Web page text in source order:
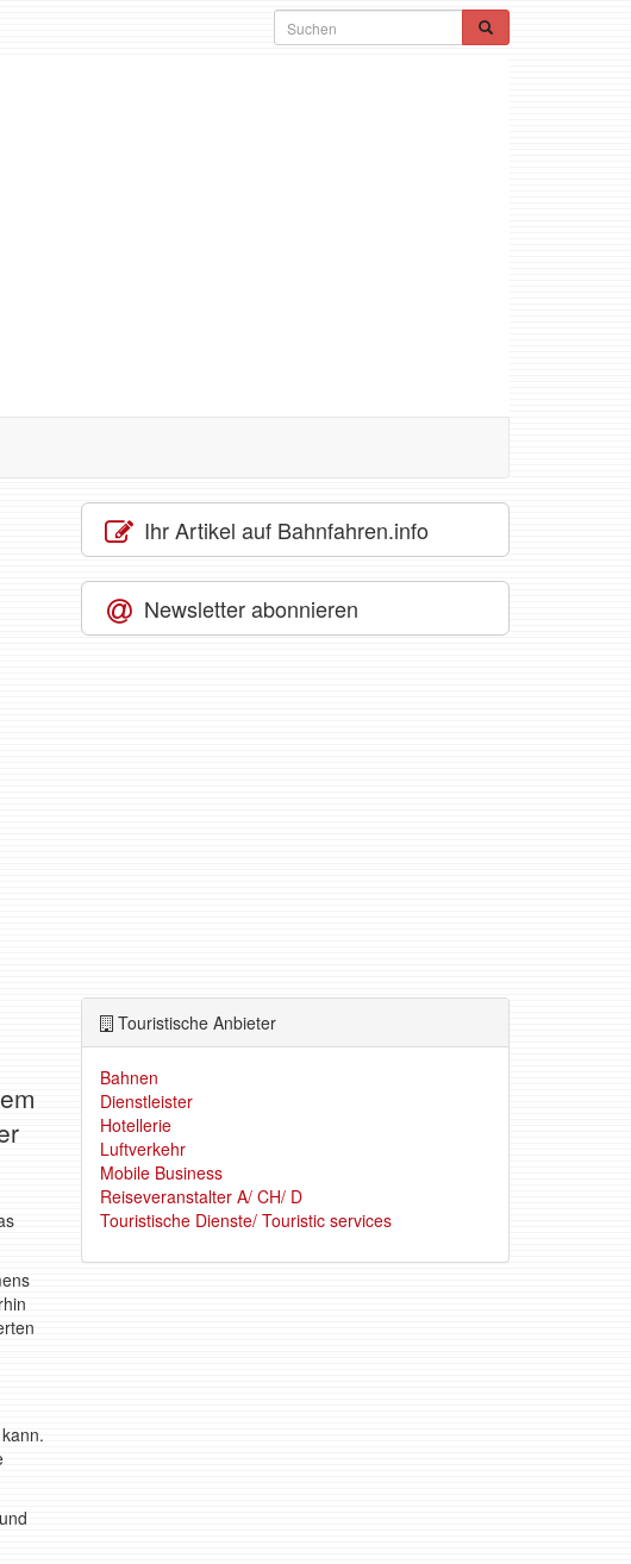
Ihr Artikel auf Bahnfahren.info
Newsletter abonnieren
Touristische Anbieter
Bahnen
Dienstleister
Hotellerie
Luftverkehr
Mobile Business
Reiseveranstalter A/ CH/ D
Touristische Dienste/ Touristic services